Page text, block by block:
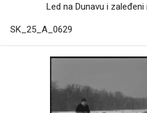
Led na Dunavu i
SK_25_A_0629